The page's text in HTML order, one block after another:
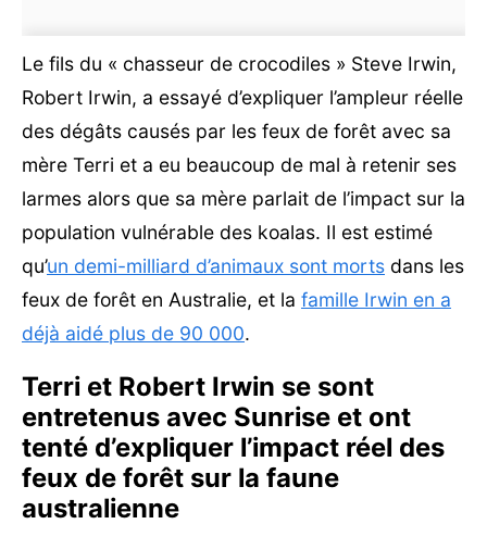
Le fils du « chasseur de crocodiles » Steve Irwin,
Robert Irwin, a essayé d’expliquer l’ampleur réelle
des dégâts causés par les feux de forêt avec sa
mère Terri et a eu beaucoup de mal à retenir ses
larmes alors que sa mère parlait de l’impact sur la
population vulnérable des koalas. Il est estimé
qu’un demi-milliard d’animaux sont morts dans les
feux de forêt en Australie, et la famille Irwin en a
déjà aidé plus de 90 000.
Terri et Robert Irwin se sont
entretenus avec Sunrise et ont
tenté d’expliquer l’impact réel des
feux de forêt sur la faune
australienne